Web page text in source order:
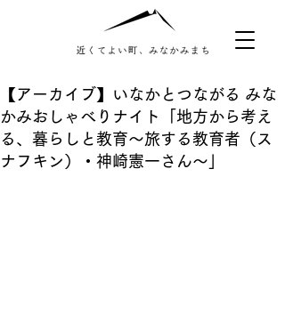
【アーカイブ】いなかとつながる みな
かみおしゃべりナイト「地方から考え
る、暮らしと教育〜旅する教育者（ス
ナフキン）・神崎憲一さん〜」